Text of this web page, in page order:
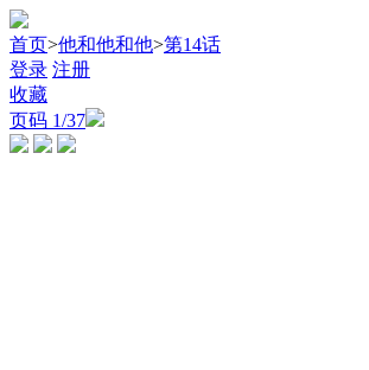
首页>他和他和他>第14话
登录 注册
收藏
页码 1/37